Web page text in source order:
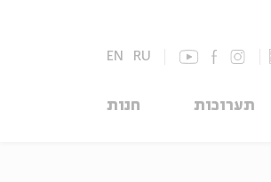
EN RU
תערוכות חנות